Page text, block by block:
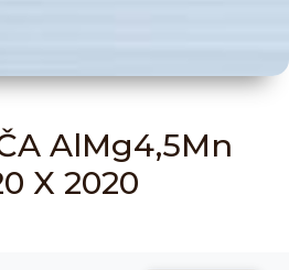
AlMg4,5Mn
X 2020